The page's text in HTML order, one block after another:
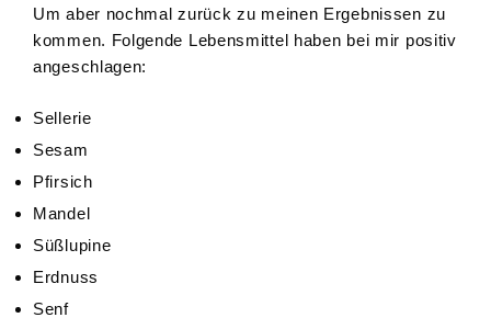
Um aber nochmal zurück zu meinen Ergebnissen zu
kommen. Folgende Lebensmittel haben bei mir positiv
angeschlagen:
Sellerie
Sesam
Pfirsich
Mandel
Süßlupine
Erdnuss
Senf